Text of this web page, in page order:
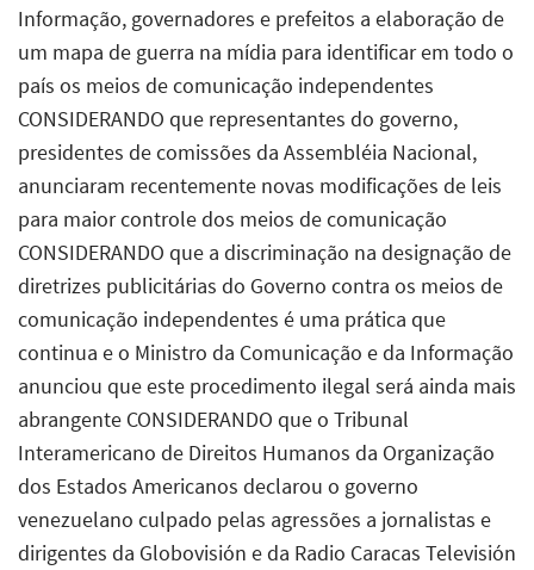
Informação, governadores e prefeitos a elaboração de
um mapa de guerra na mídia para identificar em todo o
país os meios de comunicação independentes
CONSIDERANDO que representantes do governo,
presidentes de comissões da Assembléia Nacional,
anunciaram recentemente novas modificações de leis
para maior controle dos meios de comunicação
CONSIDERANDO que a discriminação na designação de
diretrizes publicitárias do Governo contra os meios de
comunicação independentes é uma prática que
continua e o Ministro da Comunicação e da Informação
anunciou que este procedimento ilegal será ainda mais
abrangente CONSIDERANDO que o Tribunal
Interamericano de Direitos Humanos da Organização
dos Estados Americanos declarou o governo
venezuelano culpado pelas agressões a jornalistas e
dirigentes da Globovisión e da Radio Caracas Televisión